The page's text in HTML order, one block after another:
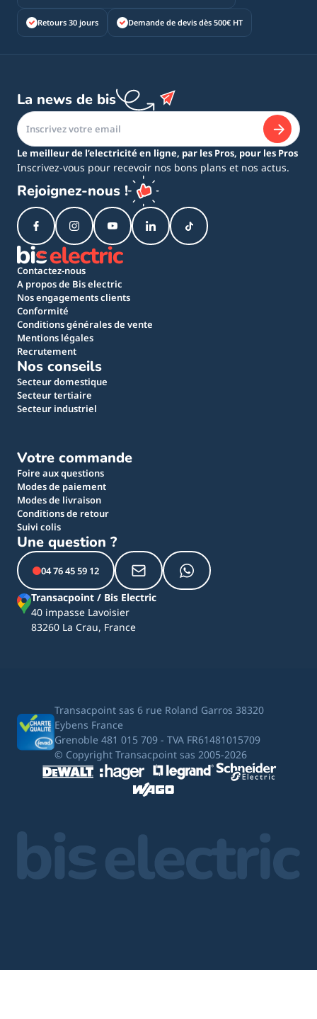
Retours 30 jours Demande de devis dès 500€ HT
La news de bis
Le meilleur de l’electricité en ligne, par les Pros, pour les Pros
Inscrivez-vous pour recevoir nos bons plans et nos actus.
Rejoignez-nous !
Contactez-nous
A propos de Bis electric
Nos engagements clients
Conformité
Conditions générales de vente
Mentions légales
Recrutement
Nos conseils
Secteur domestique
Secteur tertiaire
Secteur industriel
Votre commande
Foire aux questions
Modes de paiement
Modes de livraison
Conditions de retour
Suivi colis
Une question ?
04 76 45 59 12
Transacpoint / Bis Electric
40 impasse Lavoisier
83260 La Crau, France
Transacpoint sas 6 rue Roland Garros 38320
Eybens France
Grenoble 481 015 709 - TVA FR61481015709
© Copyright Transacpoint sas 2005-2026